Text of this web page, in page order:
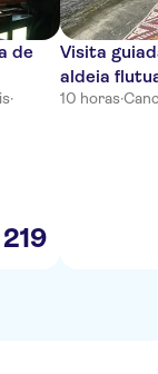
de
·
219
Visita
aldeia
10 horas·